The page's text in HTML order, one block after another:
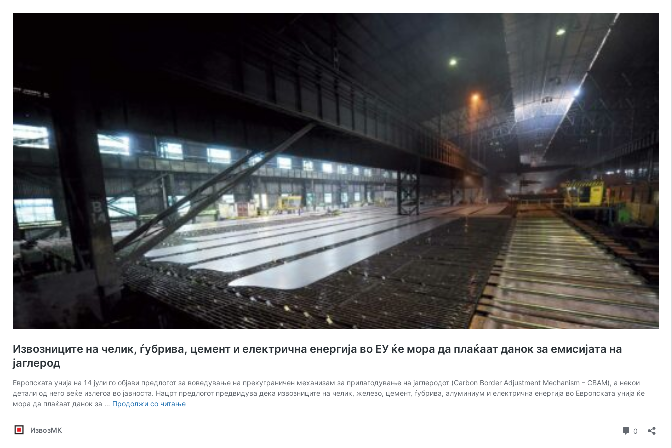
Извозниците на челик, ѓубрива, цемент и електрична енергија во ЕУ ќе мора да плаќаат данок за емисијата на
јаглерод
Европската унија на 14 јули го објави предлогот за воведување на прекуграничен механизам за прилагодување на јаглеродот (Carbon Border Adjustment Mechanism – CBAM), а некои
детали од него веќе излегоа во јавноста. Нацрт предлогот предвидува дека извозниците на челик, железо, цемент, ѓубрива, алуминиум и електрична енергија во Европската унија ќе
мора да плаќаат данок за … Продолжи со читањеИзвозниците
ИзвозМК 0